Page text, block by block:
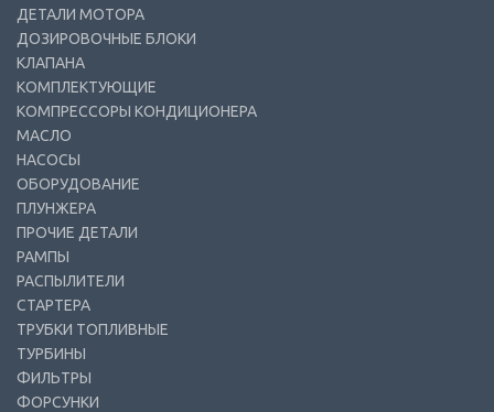
ДЕТАЛИ МОТОРА
ДОЗИРОВОЧНЫЕ БЛОКИ
КЛАПАНА
КОМПЛЕКТУЮЩИЕ
КОМПРЕССОРЫ КОНДИЦИОНЕРА
МАСЛО
НАСОСЫ
ОБОРУДОВАНИЕ
ПЛУНЖЕРА
ПРОЧИЕ ДЕТАЛИ
РАМПЫ
РАСПЫЛИТЕЛИ
СТАРТЕРА
ТРУБКИ ТОПЛИВНЫЕ
ТУРБИНЫ
ФИЛЬТРЫ
ФОРСУНКИ